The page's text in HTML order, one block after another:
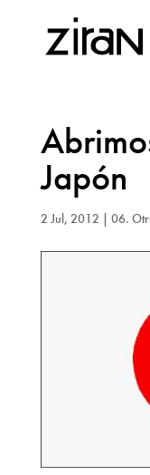
Japón
2 Jul, 2012 | 06.